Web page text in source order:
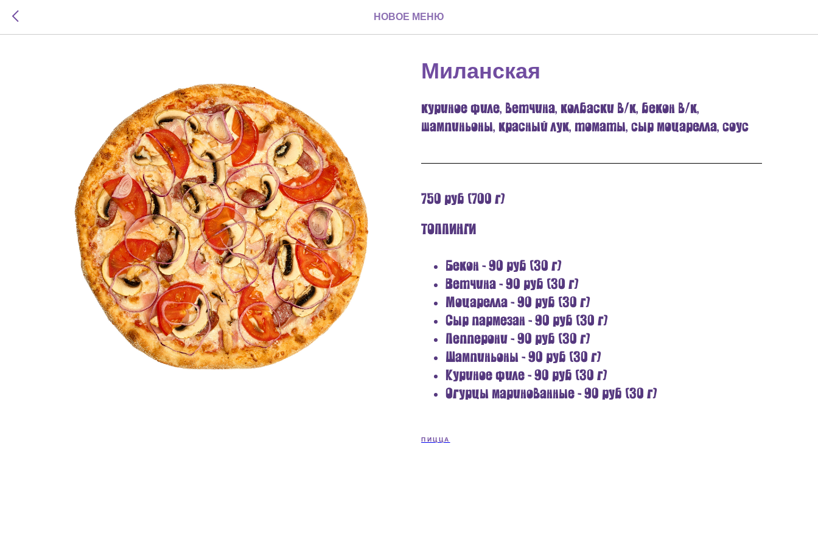
НОВОЕ МЕНЮ
Миланская
куриное филе, ветчина, колбаски в/к, бекон в/к,
шампиньоны, красный лук, томаты, сыр моцарелла, соус
750 руб (700 г)
ТОППИНГИ
Бекон - 90 руб (30 г)
Ветчина - 90 руб (30 г)
Моцарелла - 90 руб (30 г)
Сыр пармезан - 90 руб (30 г)
Пепперони - 90 руб (30 г)
Шампиньоны - 90 руб (30 г)
Куриное филе - 90 руб (30 г)
Огурцы маринованные - 90 руб (30 г)
ПИЦЦА